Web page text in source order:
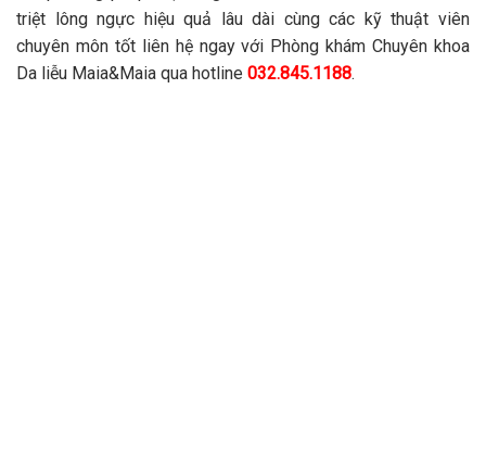
triệt lông ngực hiệu quả lâu dài cùng các kỹ thuật viên
chuyên môn tốt liên hệ ngay với Phòng khám Chuyên khoa
Da liễu Maia&Maia qua hotline 032.845.1188.